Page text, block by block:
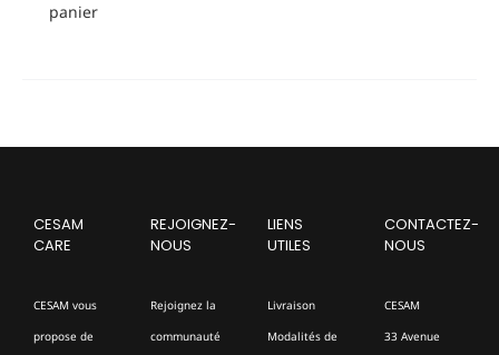
panier
CESAM
CARE
CESAM vous
propose de
REJOIGNEZ-
NOUS
Rejoignez la
communauté
LIENS
UTILES
Livraison
Modalités de
CONTACTEZ-
NOUS
CESAM
33 Avenue